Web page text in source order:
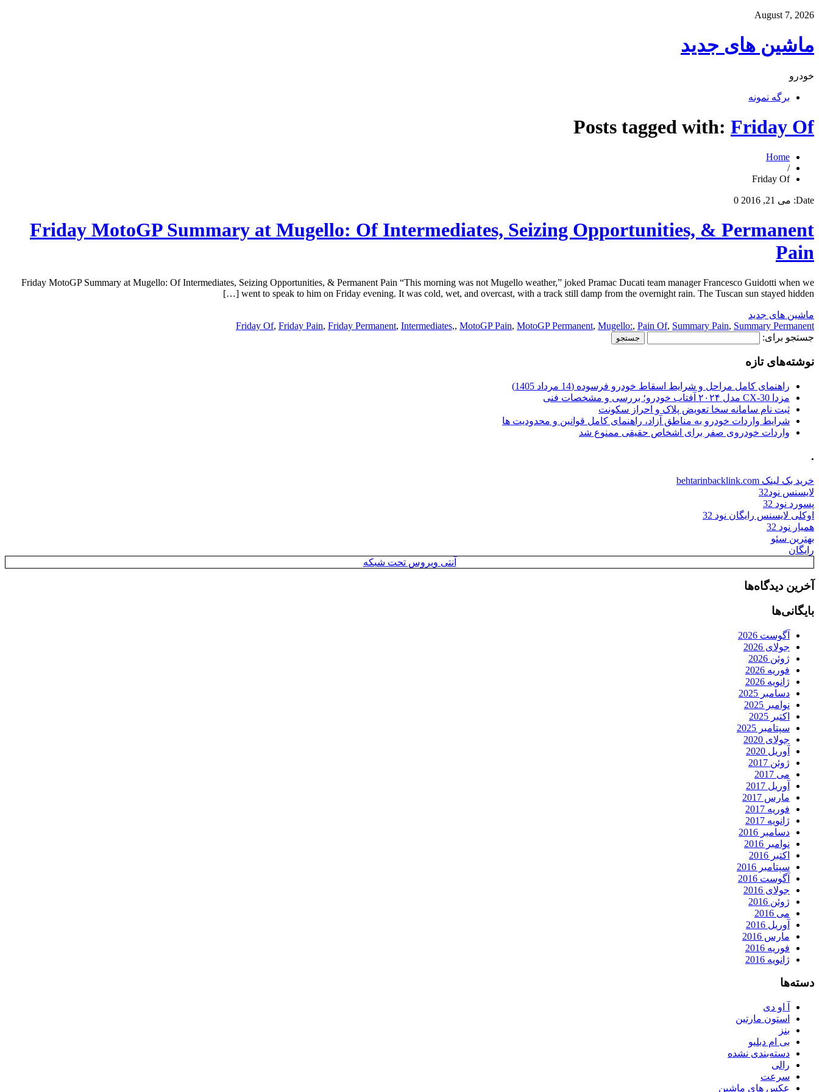
August 7, 2026
ماشین های جدید
خودرو
برگه نمونه
Posts tagged with: Friday Of
Home
/
Friday Of
Date: می 21, 2016 0
Friday MotoGP Summary at Mugello: Of Intermediates, Seizing Opportunities, & Permanent
Pain
Friday MotoGP Summary at Mugello: Of Intermediates, Seizing Opportunities, & Permanent Pain “This morning was not Mugello weather,” joked Pramac Ducati team manager Francesco Guidotti when we
went to speak to him on Friday evening. It was cold, wet, and overcast, with a track still damp from the overnight rain. The Tuscan sun stayed hidden […]
ماشین های جدید
Friday Of, Friday Pain, Friday Permanent, Intermediates,, MotoGP Pain, MotoGP Permanent, Mugello:, Pain Of, Summary Pain, Summary Permanent
جستجو برای:
نوشته‌های تازه
راهنمای کامل مراحل و شرایط اسقاط خودرو فرسوده (14 مرداد 1405)
مزدا CX-30 مدل ۲۰۲۴ آفتاب خودرو؛ بررسی و مشخصات فنی
ثبت نام سامانه سخا تعویض پلاک و احراز سکونت
شرایط واردات خودرو به مناطق آزاد، راهنمای کامل قوانین و محدودیت ها
واردات خودروی صفر برای اشخاص حقیقی ممنوع شد
.
خرید بک لینک behtarinbacklink.com
لایسنس نود32
پسورد نود 32
اوکلی لایسنس رایگان نود 32
همیار نود 32
بهترین سئو
رایگان
آنتی ویروس تحت شبکه
آخرین دیدگاه‌ها
بایگانی‌ها
آگوست 2026
جولای 2026
ژوئن 2026
فوریه 2026
ژانویه 2026
دسامبر 2025
نوامبر 2025
اکتبر 2025
سپتامبر 2025
جولای 2020
آوریل 2020
ژوئن 2017
می 2017
آوریل 2017
مارس 2017
فوریه 2017
ژانویه 2017
دسامبر 2016
نوامبر 2016
اکتبر 2016
سپتامبر 2016
آگوست 2016
جولای 2016
ژوئن 2016
می 2016
آوریل 2016
مارس 2016
فوریه 2016
ژانویه 2016
دسته‌ها
آ او دی
استون مارتین
بنز
بی ام دبلیو
دسته‌بندی نشده
رالی
سرعت
عکس های ماشین